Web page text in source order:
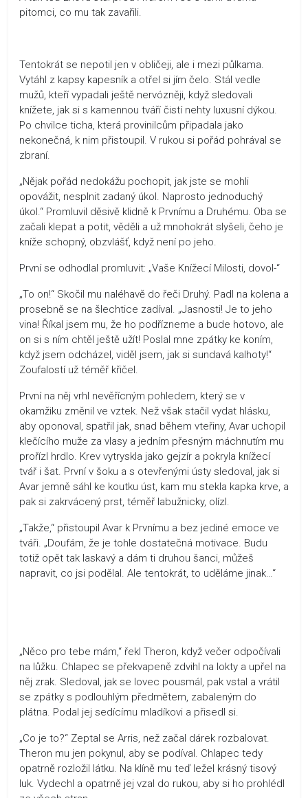
pitomci, co mu tak zavařili.
Tentokrát se nepotil jen v obličeji, ale i mezi půlkama.
Vytáhl z kapsy kapesník a otřel si jím čelo. Stál vedle
mužů, kteří vypadali ještě nervózněji, když sledovali
knížete, jak si s kamennou tváří čistí nehty luxusní dýkou.
Po chvilce ticha, která provinilcům připadala jako
nekonečná, k nim přistoupil. V rukou si pořád pohrával se
zbraní.
„Nějak pořád nedokážu pochopit, jak jste se mohli
opovážit, nesplnit zadaný úkol. Naprosto jednoduchý
úkol.“ Promluvil děsivě klidně k Prvnímu a Druhému. Oba se
začali klepat a potit, věděli a už mnohokrát slyšeli, čeho je
kníže schopný, obzvlášť, když není po jeho.
První se odhodlal promluvit: „Vaše Knížecí Milosti, dovol-“
„To on!“ Skočil mu naléhavě do řeči Druhý. Padl na kolena a
prosebně se na šlechtice zadíval. „Jasnosti! Je to jeho
vina! Říkal jsem mu, že ho podřízneme a bude hotovo, ale
on si s ním chtěl ještě užít! Poslal mne zpátky ke koním,
když jsem odcházel, viděl jsem, jak si sundavá kalhoty!“
Zoufalostí už téměř křičel.
První na něj vrhl nevěřícným pohledem, který se v
okamžiku změnil ve vztek. Než však stačil vydat hlásku,
aby oponoval, spatřil jak, snad během vteřiny, Avar uchopil
klečícího muže za vlasy a jedním přesným máchnutím mu
prořízl hrdlo. Krev vytryskla jako gejzír a pokryla knížecí
tvář i šat. První v šoku a s otevřenými ústy sledoval, jak si
Avar jemně sáhl ke koutku úst, kam mu stekla kapka krve, a
pak si zakrvácený prst, téměř labužnicky, olízl.
„Takže,“ přistoupil Avar k Prvnímu a bez jediné emoce ve
tváři. „Doufám, že je tohle dostatečná motivace. Budu
totiž opět tak laskavý a dám ti druhou šanci, můžeš
napravit, co jsi podělal. Ale tentokrát, to uděláme jinak…“
„Něco pro tebe mám,“ řekl Theron, když večer odpočívali
na lůžku. Chlapec se překvapeně zdvihl na lokty a upřel na
něj zrak. Sledoval, jak se lovec pousmál, pak vstal a vrátil
se zpátky s podlouhlým předmětem, zabaleným do
plátna. Podal jej sedícímu mladíkovi a přisedl si.
„Co je to?“ Zeptal se Arris, než začal dárek rozbalovat.
Theron mu jen pokynul, aby se podíval. Chlapec tedy
opatrně rozložil látku. Na klíně mu teď ležel krásný tisový
luk. Vydechl a opatrně jej vzal do rukou, aby si ho prohlédl